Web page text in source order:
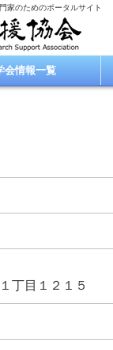
家のためのポータルサイト
会情報一覧
丁目１２１５